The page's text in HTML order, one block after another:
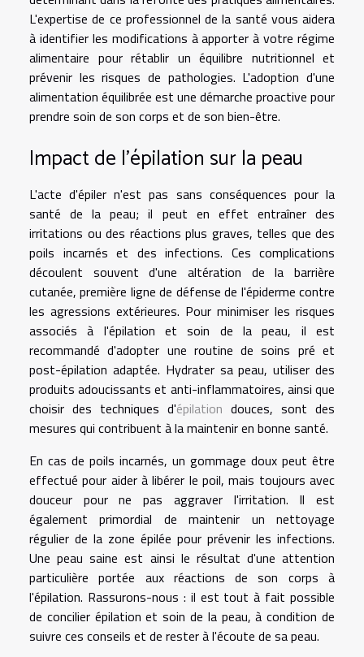
L'expertise de ce professionnel de la santé vous aidera
à identifier les modifications à apporter à votre régime
alimentaire pour rétablir un équilibre nutritionnel et
prévenir les risques de pathologies. L'adoption d'une
alimentation équilibrée est une démarche proactive pour
prendre soin de son corps et de son bien-être.
Impact de l'épilation sur la peau
L'acte d'épiler n'est pas sans conséquences pour la
santé de la peau; il peut en effet entraîner des
irritations ou des réactions plus graves, telles que des
poils incarnés et des infections. Ces complications
découlent souvent d'une altération de la barrière
cutanée, première ligne de défense de l'épiderme contre
les agressions extérieures. Pour minimiser les risques
associés à l'épilation et soin de la peau, il est
recommandé d'adopter une routine de soins pré et
post-épilation adaptée. Hydrater sa peau, utiliser des
produits adoucissants et anti-inflammatoires, ainsi que
choisir des techniques d'épilation douces, sont des
mesures qui contribuent à la maintenir en bonne santé.
En cas de poils incarnés, un gommage doux peut être
effectué pour aider à libérer le poil, mais toujours avec
douceur pour ne pas aggraver l'irritation. Il est
également primordial de maintenir un nettoyage
régulier de la zone épilée pour prévenir les infections.
Une peau saine est ainsi le résultat d'une attention
particulière portée aux réactions de son corps à
l'épilation. Rassurons-nous : il est tout à fait possible
de concilier épilation et soin de la peau, à condition de
suivre ces conseils et de rester à l'écoute de sa peau.